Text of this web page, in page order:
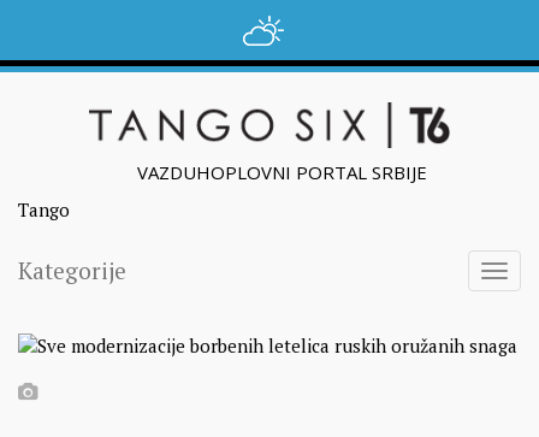
VAZDUHOPLOVNI PORTAL SRBIJE
Tango
Kategorije